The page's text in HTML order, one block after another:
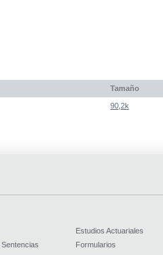
Tamaño
90,2k
Estudios Actuariales
Formularios